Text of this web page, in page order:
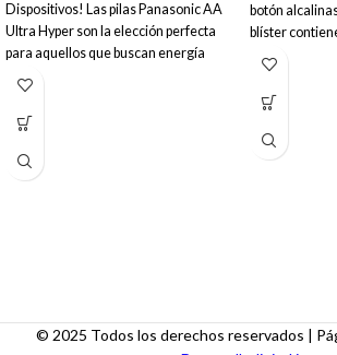
Dispositivos! Las pilas Panasonic AA
Ultra Hyper son la elección perfecta
para aquellos que buscan energía
confiable y duradera para sus
dispositivos electrónicos. Este blíster
contiene 20 unidades (10 pares) de
amplia gama de aparatos, desde
botón
blíster
1.5V,
de aparatos
desde relojes
© 2025 Todos los derechos reservados |